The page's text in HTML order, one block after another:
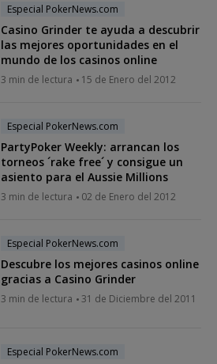
Especial PokerNews.com
Casino Grinder te ayuda a descubrir
las mejores oportunidades en el
mundo de los casinos online
3 min de lectura 15 de Enero del 2012
Especial PokerNews.com
PartyPoker Weekly: arrancan los
torneos ´rake free´ y consigue un
asiento para el Aussie Millions
3 min de lectura 02 de Enero del 2012
Especial PokerNews.com
Descubre los mejores casinos online
gracias a Casino Grinder
3 min de lectura 31 de Diciembre del 2011
Especial PokerNews.com